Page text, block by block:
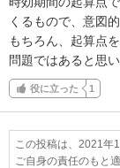
くるもので、意図
もちろん、起算点
問題ではあると思い
役に立った 1
この投稿は、2021年
ご自身の責任のもと